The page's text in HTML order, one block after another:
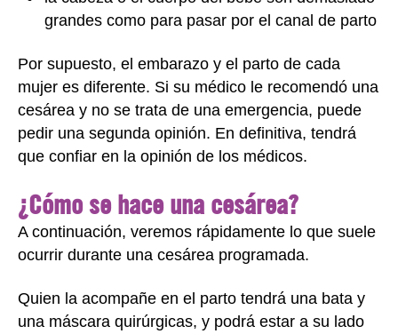
grandes como para pasar por el canal de parto
Por supuesto, el embarazo y el parto de cada
mujer es diferente. Si su médico le recomendó una
cesárea y no se trata de una emergencia, puede
pedir una segunda opinión. En definitiva, tendrá
que confiar en la opinión de los médicos.
¿Cómo se hace una cesárea?
A continuación, veremos rápidamente lo que suele
ocurrir durante una cesárea programada.
Quien la acompañe en el parto tendrá una bata y
una máscara quirúrgicas, y podrá estar a su lado